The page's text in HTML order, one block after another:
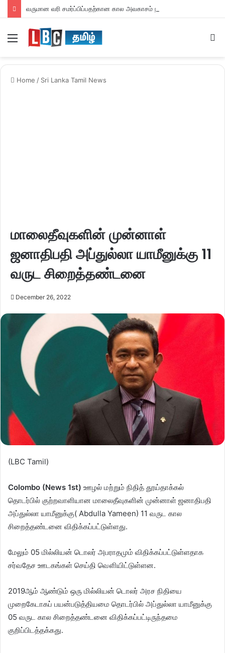
வருமான வரி சமர்ப்பிப்பதற்கான கால அவகாசம் நீடிப்பு
Home / Sri Lanka Tamil News
மாலைதீவுகளின் முன்னாள்
ஜனாதிபதி அப்துல்லா யாமீனுக்கு 11
வருட சிறைத்தண்டனை
December 26, 2022
(LBC Tamil)
Colombo (News 1st) ஊழல் மற்றும் நிதித் தூய்தாக்கல்
தொடர்பில் குற்றவாளியான மாலைதீவுகளின் முன்னாள் ஜனாதிபதி
அப்துல்லா யாமீனுக்கு( Abdulla Yameen) 11 வருட கால
சிறைத்தண்டனை விதிக்கப்பட்டுள்ளது.
மேலும் 05 மில்லியன் டொலர் அபராதமும் விதிக்கப்பட்டுள்ளதாக
சர்வதேச ஊடகங்கள் செய்தி வௌியிட்டுள்ளன.
2019ஆம் ஆண்டும் ஒரு மில்லியன் டொலர் அரச நிதியை
முறைகேடாகப் பயன்படுத்தியமை தொடர்பில் அப்துல்லா யாமீனுக்கு
05 வருட கால சிறைத்தண்டனை விதிக்கப்பட்டிருந்தமை
குறிப்பிடத்தக்கது.